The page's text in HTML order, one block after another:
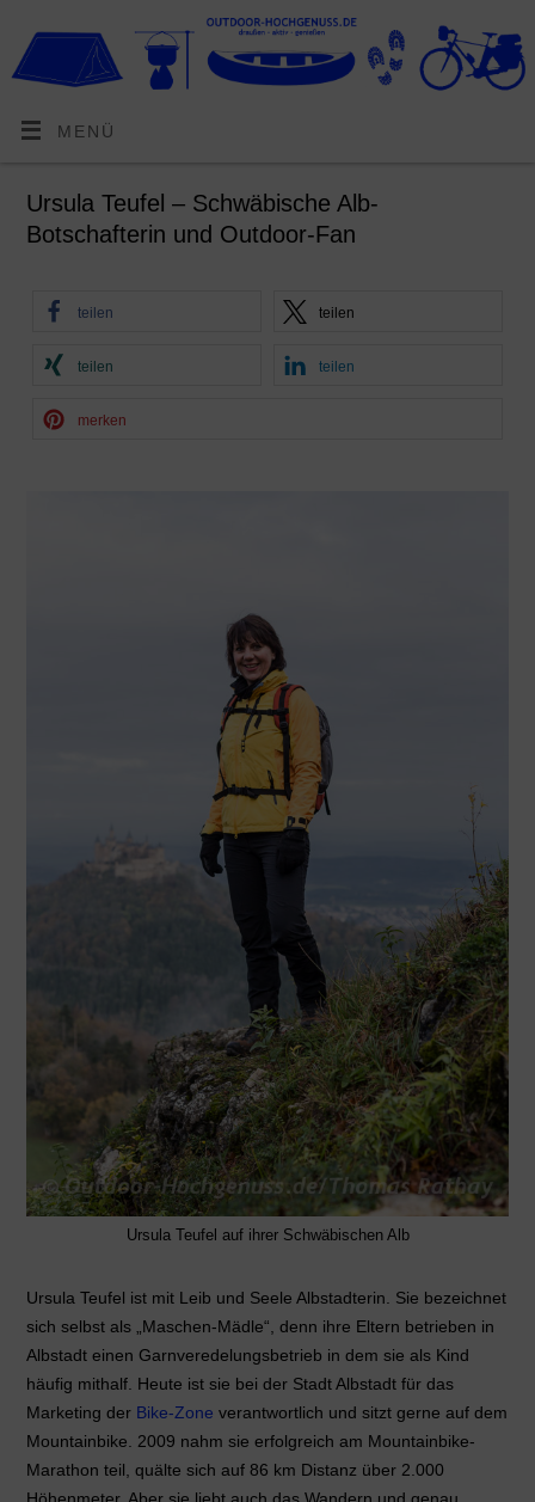
MENÜ
Ursula Teufel – Schwäbische Alb-
Botschafterin und Outdoor-Fan
teilen teilen
teilen teilen
merken
Ursula Teufel auf ihrer Schwäbischen Alb
Ursula Teufel ist mit Leib und Seele Albstadterin. Sie bezeichnet
sich selbst als „Maschen-Mädle“, denn ihre Eltern betrieben in
Albstadt einen Garnveredelungsbetrieb in dem sie als Kind
häufig mithalf. Heute ist sie bei der Stadt Albstadt für das
Marketing der Bike-Zone verantwortlich und sitzt gerne auf dem
Mountainbike. 2009 nahm sie erfolgreich am Mountainbike-
Marathon teil, quälte sich auf 86 km Distanz über 2.000